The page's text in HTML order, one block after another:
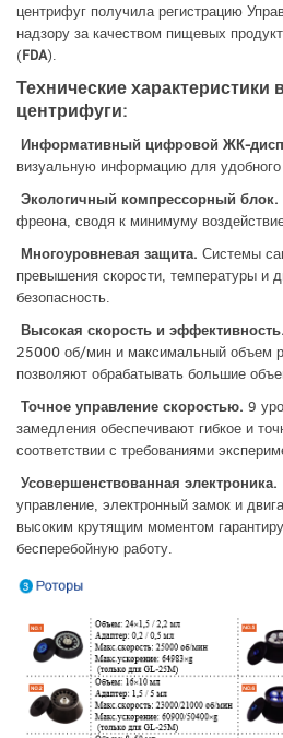
центрифуг получила регистрацию
надзору за качеством пищевых
(FDA).
Технические характеристики
центрифуги:
Информативный цифровой ЖК-
визуальную информацию для удобного
Экологичный компрессорный блок.
фреона, сводя к минимуму
Многоуровневая защита. Системы
превышения скорости, температуры и
безопасность.
Высокая скорость и эффективность.
25000 об/мин и максимальный объем
позволяют обрабатывать большие
Точное управление скоростью. 9
замедления обеспечивают гибкое и
соответствии с требованиями
Усовершенствованная электроника.
управление, электронный замок и
высоким крутящим моментом
бесперебойную работу.